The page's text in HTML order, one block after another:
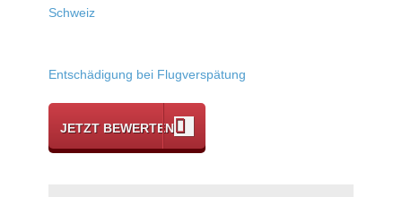
Schweiz
Entschädigung bei Flugverspätung
JETZT BEWERTEN